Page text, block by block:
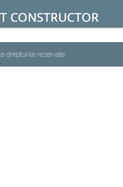
drepturile rezervate